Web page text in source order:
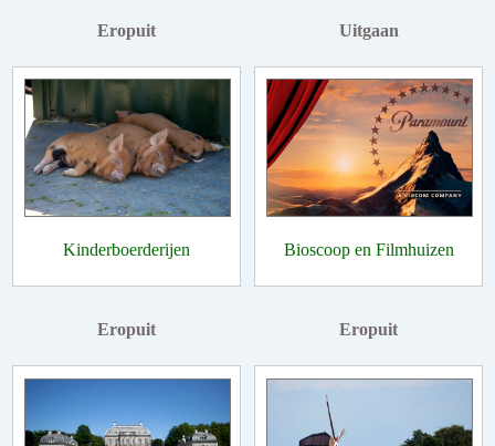
Eropuit
Kinderboerderijen
Uitgaan
Bioscoop en Filmhuizen
Eropuit Eropuit